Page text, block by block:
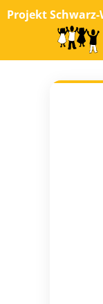
Projekt Schwarz-
Startseite